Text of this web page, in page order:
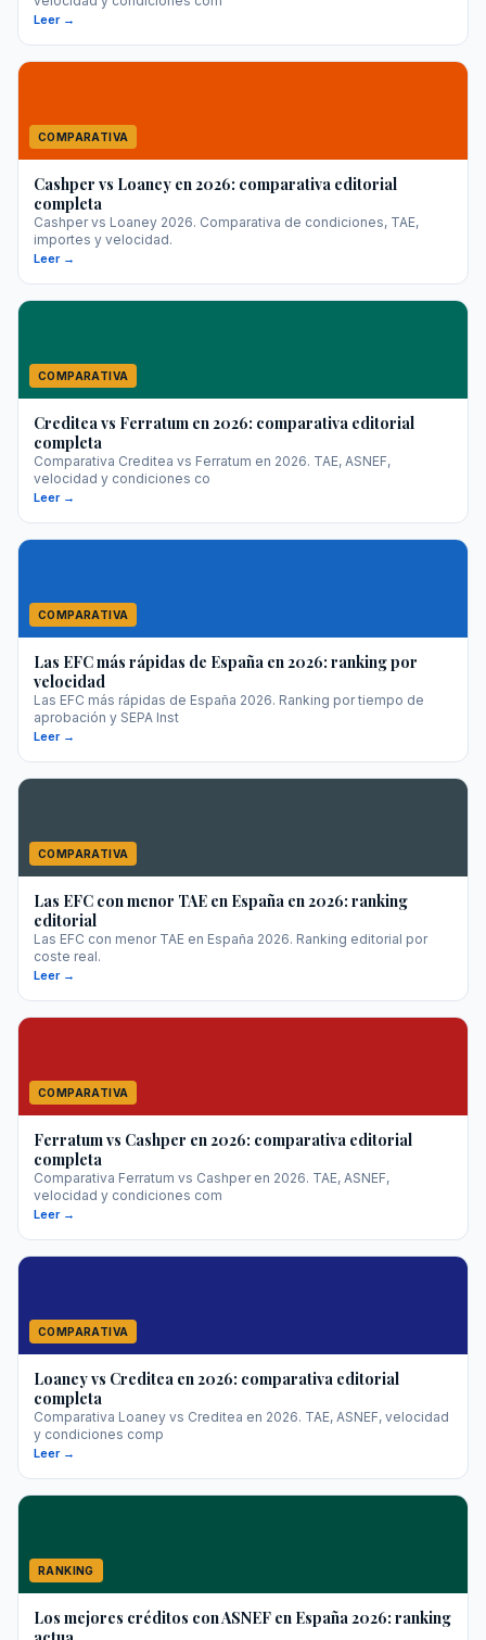
Leer →
COMPARATIVA
Cashper vs Loaney en 2026: comparativa editorial
completa
Cashper vs Loaney 2026. Comparativa de condiciones, TAE,
importes y velocidad.
Leer →
COMPARATIVA
Creditea vs Ferratum en 2026: comparativa editorial
completa
Comparativa Creditea vs Ferratum en 2026. TAE, ASNEF,
velocidad y condiciones co
Leer →
COMPARATIVA
Las EFC más rápidas de España en 2026: ranking por
velocidad
Las EFC más rápidas de España 2026. Ranking por tiempo de
aprobación y SEPA Inst
Leer →
COMPARATIVA
Las EFC con menor TAE en España en 2026: ranking
editorial
Las EFC con menor TAE en España 2026. Ranking editorial por
coste real.
Leer →
COMPARATIVA
Ferratum vs Cashper en 2026: comparativa editorial
completa
Comparativa Ferratum vs Cashper en 2026. TAE, ASNEF,
velocidad y condiciones com
Leer →
COMPARATIVA
Loaney vs Creditea en 2026: comparativa editorial
completa
Comparativa Loaney vs Creditea en 2026. TAE, ASNEF, velocidad
y condiciones comp
Leer →
RANKING
Los mejores créditos con ASNEF en España 2026: ranking